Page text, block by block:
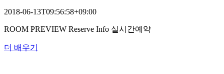
2018-06-13T09:56:58+09:00
ROOM PREVIEW Reserve Info 실시간예약
더 배우기